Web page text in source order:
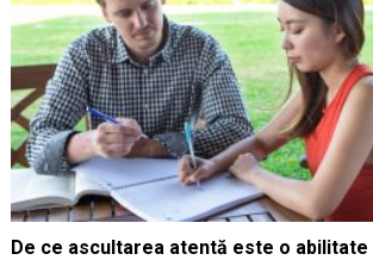
De ce ascultarea atentă este o